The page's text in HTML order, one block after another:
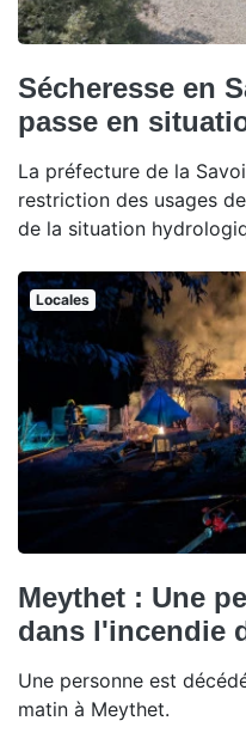
Sécheresse en
passe en
La préfecture de la
restriction des usages
de la situation
Locales
Meythet : Une
dans l'incendie
Une personne est
matin à Meythet.